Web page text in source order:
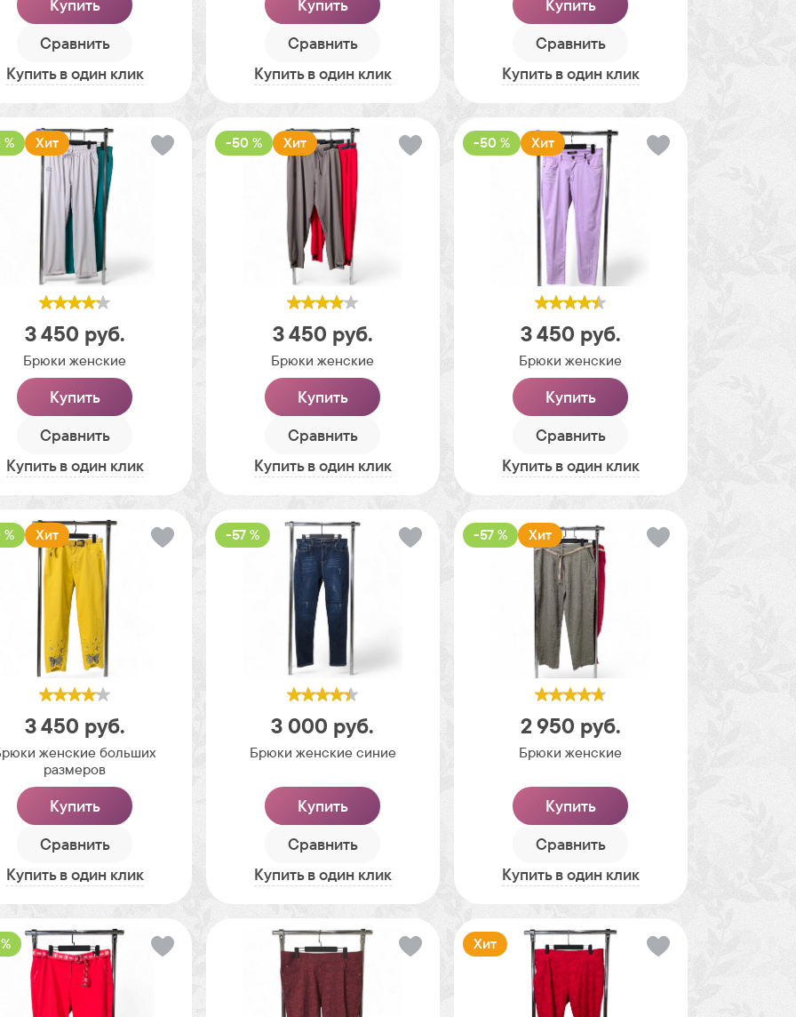
Купить
Сравнить
Купить в один клик
Купить
Сравнить
Купить в один клик
Купить
Сравнить
Купить в один клик
Хит
3 450 руб.
Брюки женские
Купить
Сравнить
Купить в один клик
-50 % Хит
3 450 руб.
Брюки женские
Купить
Сравнить
Купить в один клик
-50 % Хит
3 450 руб.
Брюки женские
Купить
Сравнить
Купить в один клик
Хит
3 450 руб.
женские больших
размеров
Купить
Сравнить
Купить в один клик
-57 %
3 000 руб.
Брюки женские синие
Купить
Сравнить
Купить в один клик
-57 % Хит
2 950 руб.
Брюки женские
Купить
Сравнить
Купить в один клик
Хит